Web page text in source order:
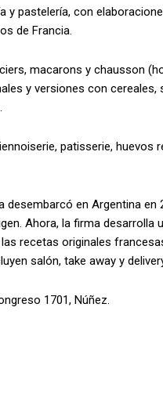
y pastelería, con
de Francia.
macarons y chausson
y versiones con cereales,
patisserie, huevos
desembarcó en Argentina en
Ahora, la firma desarrolla
recetas originales
salón, take away y
1701, Núñez.